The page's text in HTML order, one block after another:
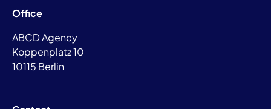
Office
ABCD Agency
Koppenplatz 10
10115 Berlin